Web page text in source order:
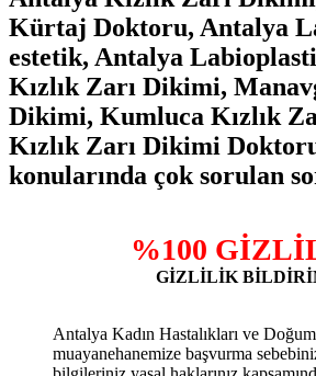
Kürtaj Doktoru, Antalya
estetik, Antalya
Kızlık Zarı Dikimi,
Dikimi, Kumluca Kızlık
Kızlık Zarı Dikimi
konularında çok sorulan
%100
GİZLİLİK
Antalya Kadın Hastalıkları ve Doğum
muayanehanemize başvurma